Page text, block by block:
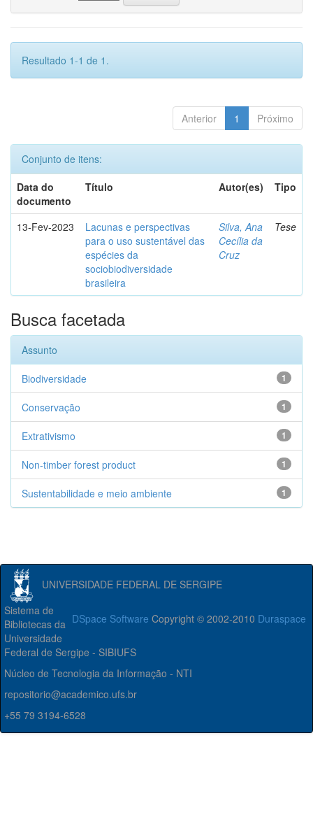
Resultado 1-1 de 1.
Anterior 1 Próximo
Conjunto de itens:
Data do
documento
Título Autor(es) Tipo
13-Fev-2023
Lacunas e perspectivas
para o uso sustentável das
espécies da
sociobiodiversidade
brasileira
Silva, Ana
Cecília da
Cruz
Tese
Busca facetada
Assunto
1
Biodiversidade
1
Conservação
1
Extrativismo
1
Non-timber forest product
1
Sustentabilidade e meio ambiente
UNIVERSIDADE FEDERAL DE SERGIPE
DSpace Software Copyright © 2002-2010 Duraspace
Sistema de
Bibliotecas da
Universidade
Federal de Sergipe - SIBIUFS
Núcleo de Tecnologia da Informação - NTI
repositorio@academico.ufs.br
+55 79 3194-6528